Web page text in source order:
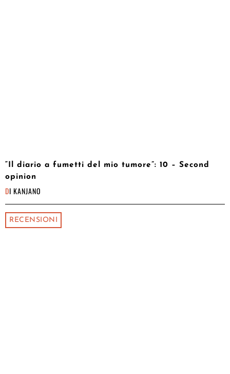
“Il diario a fumetti del mio tumore”: 10 – Second
opinion
DI KANJANO
RECENSIONI